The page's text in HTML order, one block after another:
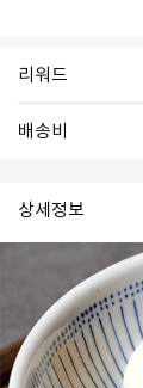
리워드
배송비
상세정보